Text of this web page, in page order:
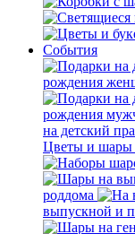
События
рождения
рождения
на детский
Цветы и шары
роддома
выпускной и